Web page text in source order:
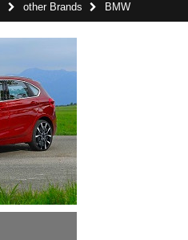
other Brands BMW